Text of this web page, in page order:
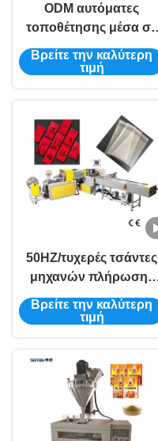
ODM αυτόματες
τοποθέτησης μέσα σε
σάκκο μηχανών 15kw
ευχετήριες κάρτες
Βρείτε την καλύτερη
τιμή
50HZ/τυχερές τσάντες
μηχανών πλήρωσης
τσαντών μηχανών
τοποθέτησης μέσα σε
Βρείτε την καλύτερη
τιμή